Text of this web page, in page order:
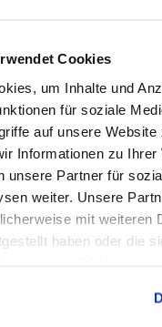
Cookies
um Inhalte und
für soziale
auf unsere Website
Informationen zu Ihrer
unsere Partner für
weiter. Unsere
mit weiteren
haben oder die
durch den Winter
Wissen #17 Alte
ich mein
den Winter im